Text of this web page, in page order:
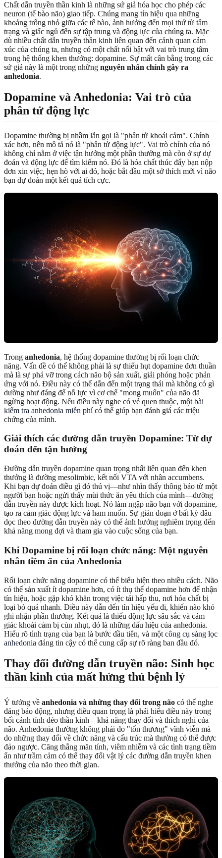
Chất dẫn truyền thần kinh là những sứ giả hóa học cho phép các
neuron (tế bào não) giao tiếp. Chúng mang tín hiệu qua những
khoảng trống nhỏ giữa các tế bào, ảnh hưởng đến mọi thứ từ tâm
trạng và giấc ngủ đến sự tập trung và động lực của chúng ta. Mặc
dù nhiều chất dẫn truyền thần kinh liên quan đến cảnh quan cảm
xúc của chúng ta, nhưng có một chất nổi bật với vai trò trung tâm
trong hệ thống khen thưởng: dopamine. Sự mất cân bằng trong các
sứ giả này là một trong những nguyên nhân chính gây ra
anhedonia.
Dopamine và Anhedonia: Vai trò của
phân tử động lực
Dopamine thường bị nhầm lẫn gọi là "phân tử khoái cảm". Chính
xác hơn, nên mô tả nó là "phân tử động lực". Vai trò chính của nó
không chỉ nằm ở việc tận hưởng một phần thưởng mà còn ở sự dự
đoán và động lực để tìm kiếm nó. Đó là hóa chất thúc đẩy bạn nộp
đơn xin việc, hẹn hò với ai đó, hoặc bắt đầu một sở thích mới vì não
bạn dự đoán một kết quả tích cực.
Trong anhedonia, hệ thống dopamine thường bị rối loạn chức
năng. Vấn đề có thể không phải là sự thiếu hụt dopamine đơn thuần
mà là sự phá vỡ trong cách não bộ sản xuất, giải phóng hoặc phản
ứng với nó. Điều này có thể dẫn đến một trạng thái mà không có gì
dường như đáng để nỗ lực vì cơ chế "mong muốn" của não đã
ngừng hoạt động. Nếu điều này nghe có vẻ quen thuộc, một bài
kiểm tra anhedonia miễn phícó thể giúp bạn đánh giá các triệu
chứng của mình.
Giải thích các đường dẫn truyền Dopamine: Từ dự
đoán đến tận hưởng
Đường dẫn truyền dopamine quan trọng nhất liên quan đến khen
thưởng là đường mesolimbic, kết nối VTA với nhân accumbens.
Khi bạn dự đoán điều gì đó thú vị—như nhìn thấy thông báo từ một
người bạn hoặc ngửi thấy mùi thức ăn yêu thích của mình—đường
dẫn truyền này được kích hoạt. Nó làm ngập não bạn với dopamine,
tạo ra cảm giác động lực và ham muốn. Sự gián đoạn ở bất kỳ đâu
dọc theo đường dẫn truyền này có thể ảnh hưởng nghiêm trọng đến
khả năng mong đợi và tham gia vào cuộc sống của bạn.
Khi Dopamine bị rối loạn chức năng: Một nguyên
nhân tiềm ẩn của Anhedonia
Rối loạn chức năng dopamine có thể biểu hiện theo nhiều cách. Não
có thể sản xuất ít dopamine hơn, có ít thụ thể dopamine hơn để nhận
tín hiệu, hoặc gặp khó khăn trong việc tái hấp thu, nơi hóa chất bị
loại bỏ quá nhanh. Điều này dẫn đến tín hiệu yếu đi, khiến não khó
ghi nhận phần thưởng. Kết quả là thiếu động lực sâu sắc và cảm
giác khoái cảm bị cùn nhụt, đó là những dấu hiệu của anhedonia.
Hiểu rõ tình trạng của bạn là bước đầu tiên, và một công cụ sàng lọc
anhedonia đáng tin cậy có thể cung cấp sự rõ ràng ban đầu đó.
Thay đổi đường dẫn truyền não: Sinh học
thần kinh của mất hứng thú bệnh lý
Ý tưởng về anhedonia và những thay đổi trong não có thể nghe
đáng báo động, nhưng điều quan trọng là phải hiểu điều này trong
bối cảnh tính dẻo thần kinh – khả năng thay đổi và thích nghi của
não. Anhedonia thường không phải do "tổn thương" vĩnh viễn mà
do những thay đổi về chức năng và cấu trúc mà thường có thể được
đảo ngược. Căng thẳng mãn tính, viêm nhiễm và các tình trạng tiềm
ẩn như trầm cảm có thể thay đổi vật lý các đường dẫn truyền khen
thưởng của não theo thời gian.